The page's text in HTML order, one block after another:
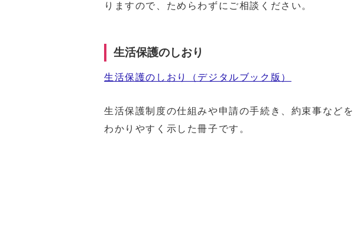
りますので、ためらわずにご相談ください。
生活保護のしおり
生活保護のしおり（デジタルブック版）
生活保護制度の仕組みや申請の手続き、約束事などを
わかりやすく示した冊子です。